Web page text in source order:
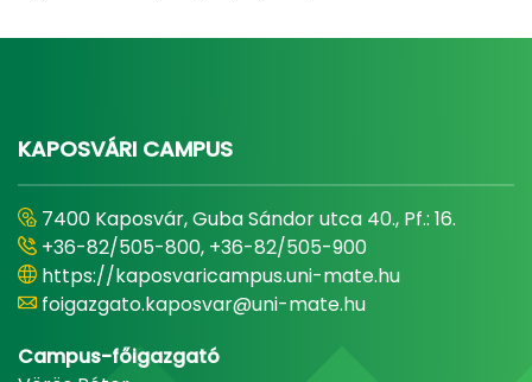
KAPOSVÁRI CAMPUS
7400 Kaposvár, Guba Sándor utca 40., Pf.: 16.
+36-82/505-800, +36-82/505-900
https://kaposvaricampus.uni-mate.hu
foigazgato.kaposvar@uni-mate.hu
Campus-főigazgató